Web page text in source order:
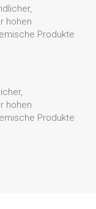
hohen
Produkte
hohen
Produkte